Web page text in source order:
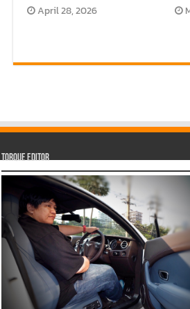
April 28, 2026
Torque Editor